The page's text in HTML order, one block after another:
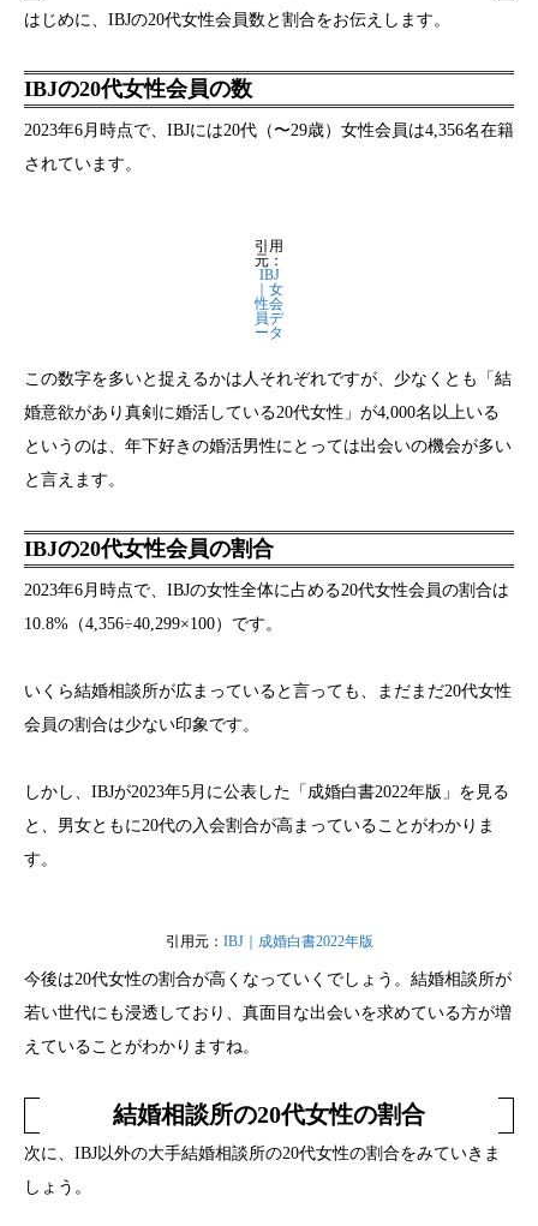
はじめに、IBJの20代女性会員数と割合をお伝えします。
IBJの20代女性会員の数
2023年6月時点で、IBJには20代（〜29歳）女性会員は4,356名在籍
されています。
引用
元：
IBJ
｜女
性会
員デ
ータ
この数字を多いと捉えるかは人それぞれですが、少なくとも「結
婚意欲があり真剣に婚活している20代女性」が4,000名以上いる
というのは、年下好きの婚活男性にとっては出会いの機会が多い
と言えます。
IBJの20代女性会員の割合
2023年6月時点で、IBJの女性全体に占める20代女性会員の割合は
10.8%（4,356÷40,299×100）です。
いくら結婚相談所が広まっていると言っても、まだまだ20代女性
会員の割合は少ない印象です。
しかし、IBJが2023年5月に公表した「成婚白書2022年版」を見る
と、男女ともに20代の入会割合が高まっていることがわかりま
す。
引用元： IBJ｜成婚白書2022年版
今後は20代女性の割合が高くなっていくでしょう。結婚相談所が
若い世代にも浸透しており、真面目な出会いを求めている方が増
えていることがわかりますね。
結婚相談所の20代女性の割合
次に、IBJ以外の大手結婚相談所の20代女性の割合をみていきま
しょう。